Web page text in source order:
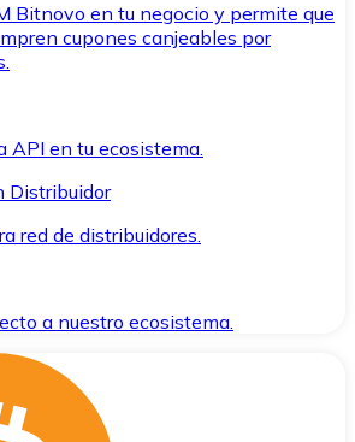
Bitnovo en tu negocio y permite que
cupones canjeables por
API en tu ecosistema.
Distribuidor
red de distribuidores.
a nuestro ecosistema.